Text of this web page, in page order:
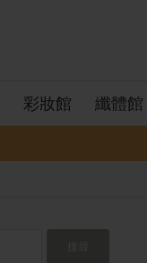
彩妝館 纖體館